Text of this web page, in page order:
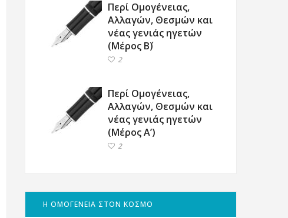
Περί Ομογένειας,
Αλλαγών, Θεσμών και
νέας γενιάς ηγετών
(Μέρος Β΄)
2
Περί Ομογένειας,
Αλλαγών, Θεσμών και
νέας γενιάς ηγετών
(Μέρος Α’)
2
Η ΟΜΟΓΕΝΕΙΑ ΣΤΟΝ ΚΟΣΜΟ